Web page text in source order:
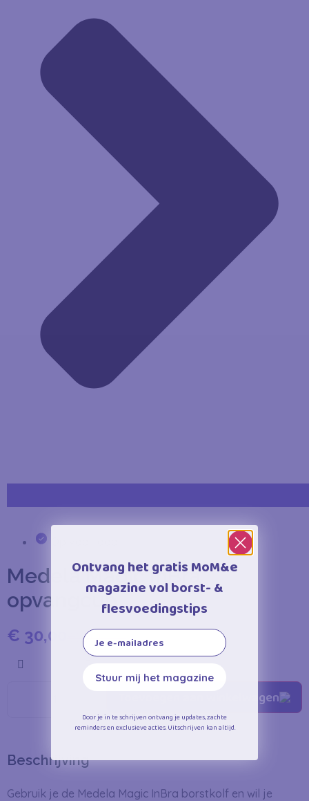
Medela Magic InBra
opvangcup
34,99
€ 30,00
Toevoegen aan winkelwagen
Beschrijving
Gebruik je de Medela Magic InBra borstkolf en wil je
Ontvang het gratis MoM&e
magazine vol borst- &
flesvoedingstips
Email
Stuur mij het magazine
Door je in te schrijven ontvang je updates, zachte
reminders en exclusieve acties. Uitschrijven kan altijd.